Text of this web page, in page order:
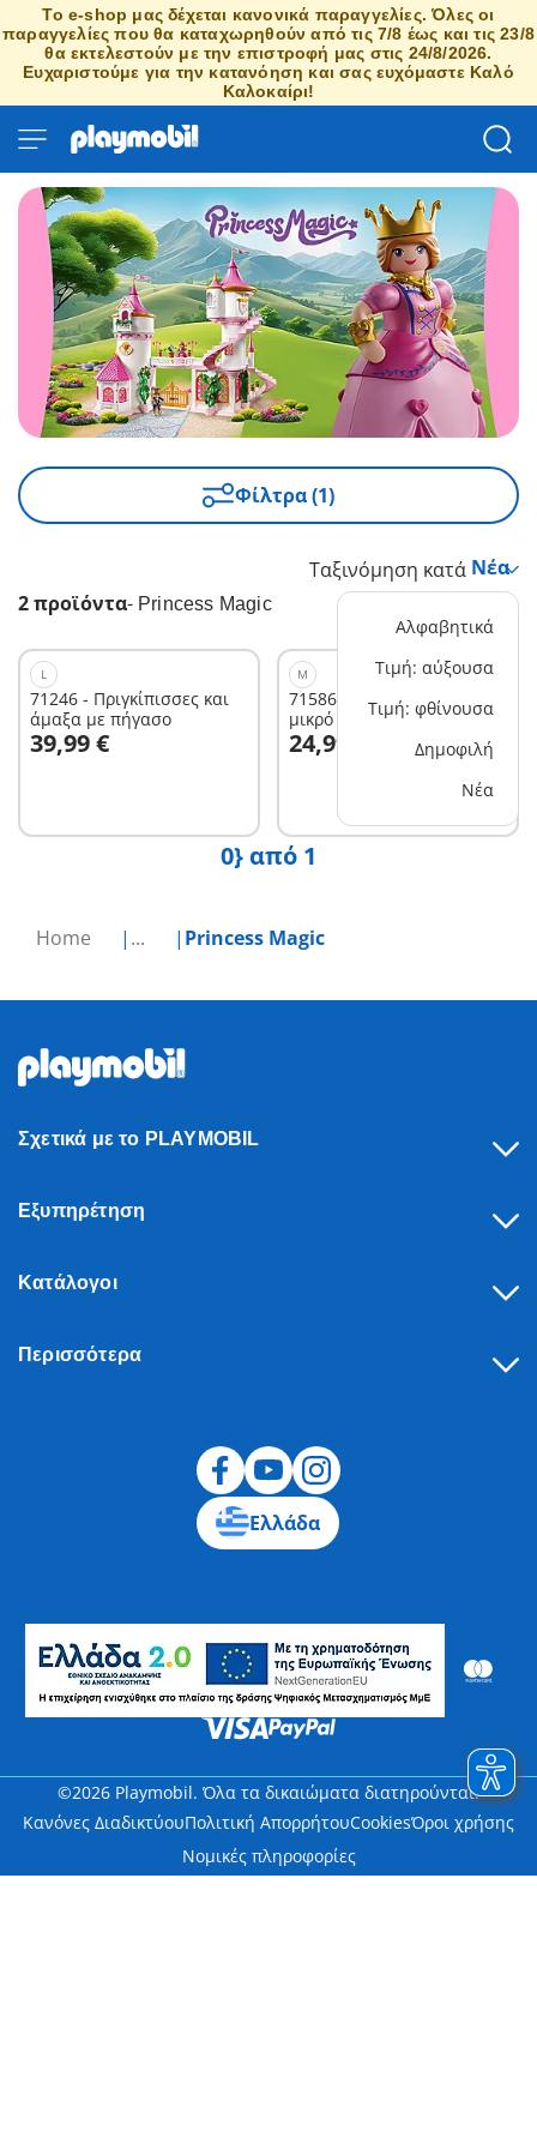
Το e-shop μας δέχεται κανονικά παραγγελίες. Όλες οι
παραγγελίες που θα καταχωρηθούν από τις 7/8 έως και τις 23/8
θα εκτελεστούν με την επιστροφή μας στις 24/8/2026.
Ευχαριστούμε για την κατανόηση και σας ευχόμαστε Καλό
Καλοκαίρι!
Home ... Princess Magic
Φίλτρα (1)
2 προϊόντα- Princess Magic
Ταξινόμηση κατά
Αλφαβητικά
Τιμή: αύξουσα
Τιμή: φθίνουσα
Δημοφιλή
Νέα
L
71246 - Πριγκίπισσες και
άμαξα με πήγασο
39,99 €
Στο καλάθι
M
71586 - Δρακομαμά με το
μικρό της
24,99 €
Στο καλάθι
0} από 1
Σχετικά με το PLAYMOBIL
Εξυπηρέτηση
Κατάλογοι
Περισσότερα
Ελλάδα
©2026 Playmobil. Όλα τα δικαιώματα διατηρούνται.
Κανόνες ΔιαδικτύουΠολιτική ΑπορρήτουCookiesΌροι χρήσης
Νομικές πληροφορίες